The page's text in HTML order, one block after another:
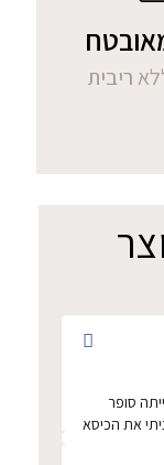
ריבית
סופר
את הכיסא